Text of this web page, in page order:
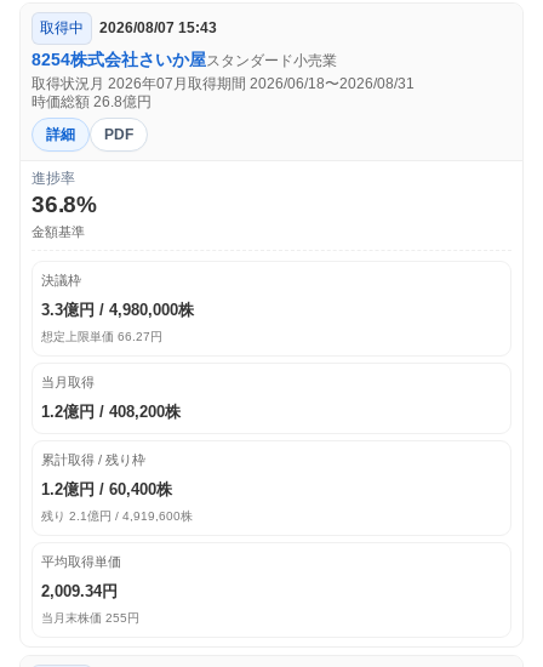
取得中 2026/08/07 15:43
8254株式会社さいか屋スタンダード小売業
取得状況月 2026年07月取得期間 2026/06/18〜2026/08/31
時価総額 26.8億円
詳細
PDF
進捗率
36.8%
金額基準
決議枠
3.3億円 / 4,980,000株
想定上限単価 66.27円
当月取得
1.2億円 / 408,200株
累計取得 / 残り枠
1.2億円 / 60,400株
残り 2.1億円 / 4,919,600株
平均取得単価
2,009.34円
当月末株価 255円